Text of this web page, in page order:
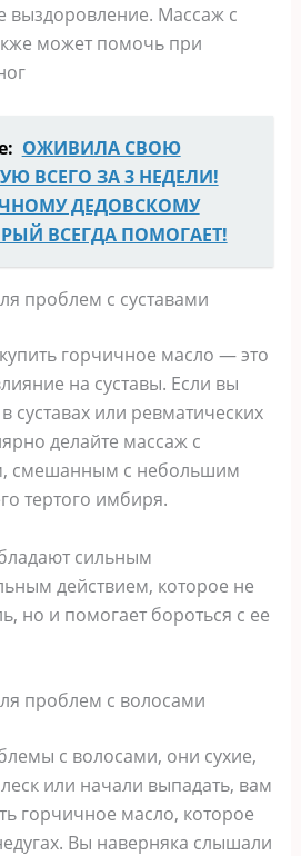
выздоровление. Массаж с
может помочь при
ОЖИВИЛА СВОЮ
ВСЕГО ЗА 3 НЕДЕЛИ!
ДЕДОВСКОМУ
ВСЕГДА ПОМОГАЕТ!
проблем с суставами
горчичное масло — это
на суставы. Если вы
суставах или ревматических
делайте массаж с
смешанным с небольшим
тертого имбиря.
сильным
действием, которое не
но и помогает бороться с ее
проблем с волосами
с волосами, они сухие,
или начали выпадать, вам
горчичное масло, которое
Вы наверняка слышали